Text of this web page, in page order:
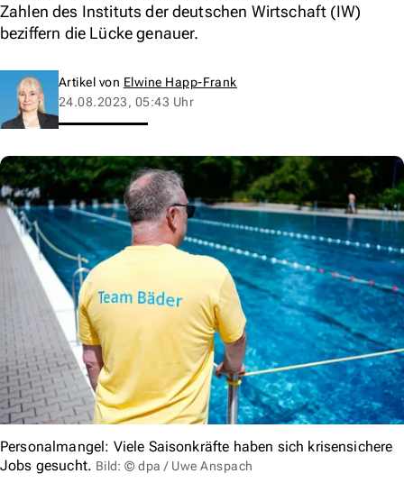
Zahlen des Instituts der deutschen Wirtschaft (IW)
beziffern die Lücke genauer.
Artikel von Elwine Happ-Frank
24.08.2023, 05:43 Uhr
Personalmangel: Viele Saisonkräfte haben sich krisensichere
Jobs gesucht. Bild: © dpa / Uwe Anspach